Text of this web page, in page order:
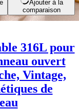
Ajouter à la
comparaison
316L pour
ouvert
Vintage,
de